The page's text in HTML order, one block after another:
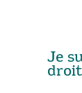
Je
droit